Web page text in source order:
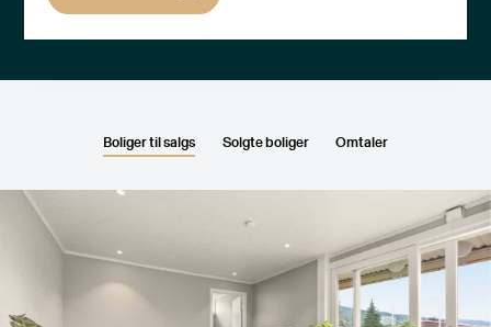
Boliger til salgs Solgte boliger Omtaler